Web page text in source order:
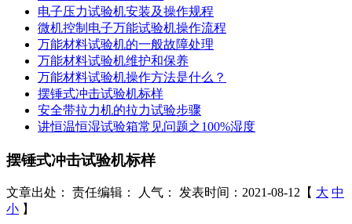
电子压力试验机安装及操作规程
微机控制电子万能试验机操作流程
万能材料试验机的一般故障处理
万能材料试验机维护和保养
万能材料试验机操作方法是什么？
摆锤式冲击试验机标样
安全带拉力机的拉力试验步骤
讲恒温恒湿试验箱常见问题之100%湿度
摆锤式冲击试验机标样
文章出处： 责任编辑： 人气： 发表时间：2021-08-12【 大 中
小 】